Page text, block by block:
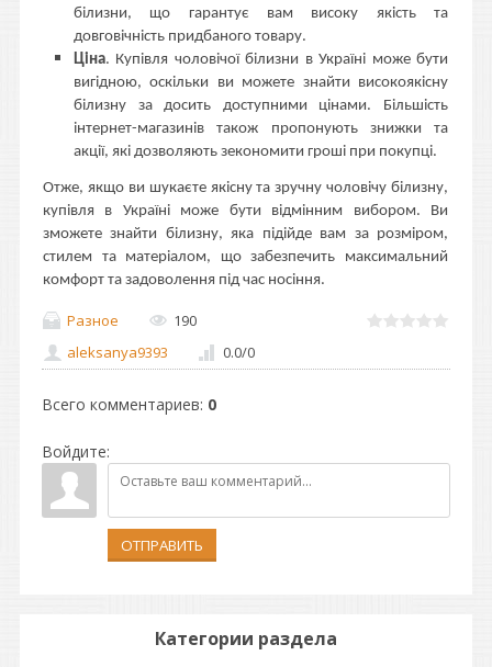
білизни, що гарантує вам високу якість та
довговічність придбаного товару.
Ціна. Купівля чоловічої білизни в Україні може бути
вигідною, оскільки ви можете знайти високоякісну
білизну за досить доступними цінами. Більшість
інтернет-магазинів також пропонують знижки та
акції, які дозволяють зекономити гроші при покупці.
Отже, якщо ви шукаєте якісну та зручну чоловічу білизну,
купівля в Україні може бути відмінним вибором. Ви
зможете знайти білизну, яка підійде вам за розміром,
стилем та матеріалом, що забезпечить максимальний
комфорт та задоволення під час носіння.
Разное
190
aleksanya9393
0.0/0
Всего комментариев: 0
Войдите:
ОТПРАВИТЬ
Категории раздела